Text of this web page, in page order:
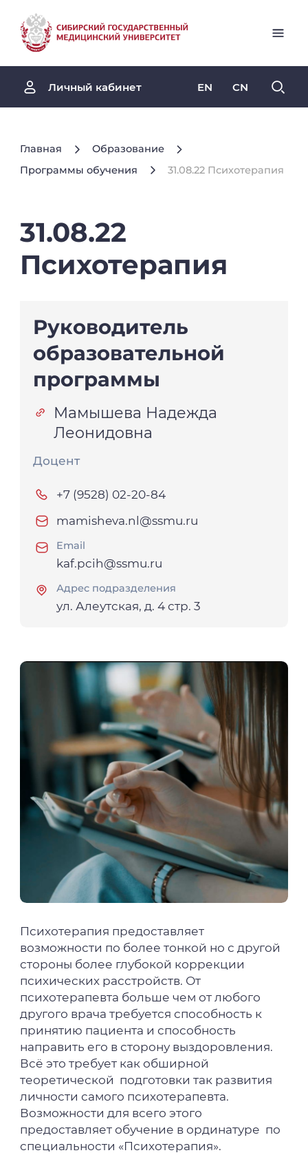
Личный кабинет EN CN
Главная
Образование
Программы обучения
31.08.22 Психотерапия
31.08.22
Психотерапия
Руководитель
образовательной
программы
Мамышева Надежда
Леонидовна
Доцент
+7 (9528) 02-20-84
mamisheva.nl@ssmu.ru
Email
kaf.pcih@ssmu.ru
Адрес подразделения
ул. Алеутская, д. 4 стр. 3
Психотерапия предоставляет
возможности по более тонкой но с другой
стороны более глубокой коррекции
психических расстройств. От
психотерапевта больше чем от любого
другого врача требуется способность к
принятию пациента и способность
направить его в сторону выздоровления.
Всё это требует как обширной
теоретической подготовки так развития
личности самого психотерапевта.
Возможности для всего этого
предоставляет обучение в ординатуре по
специальности «Психотерапия».